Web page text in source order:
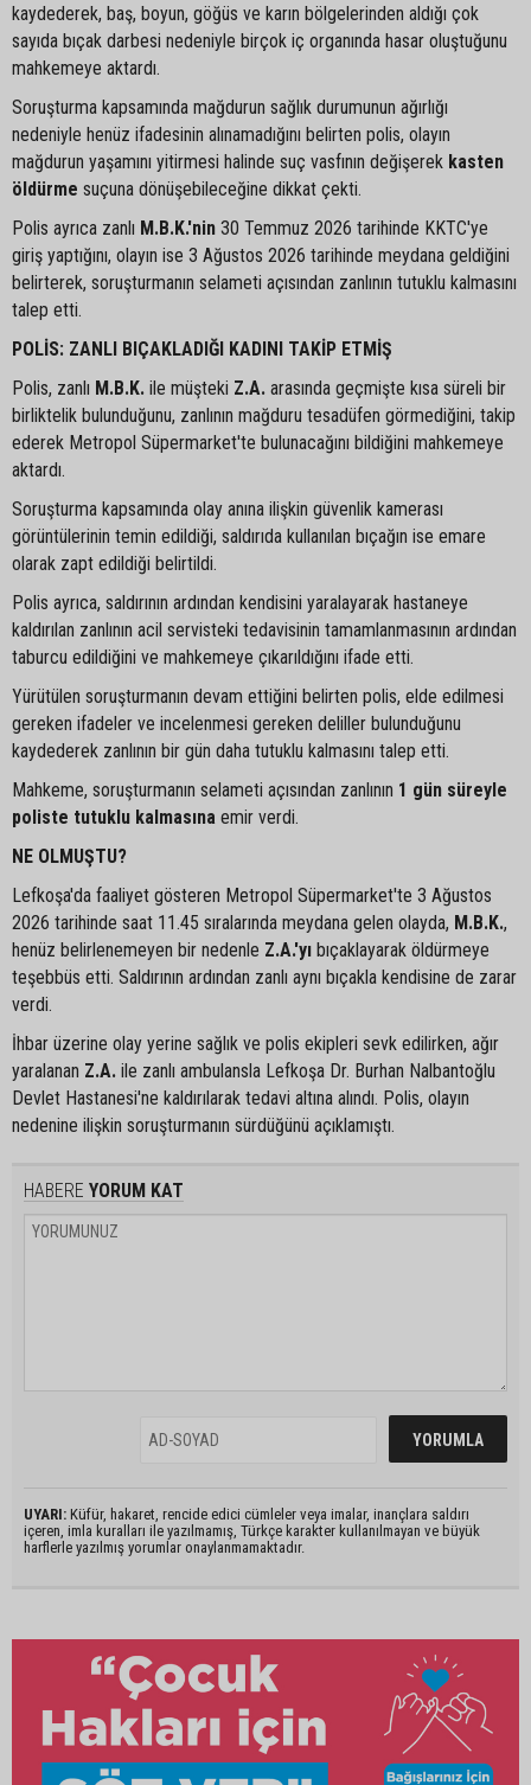
kaydederek, baş, boyun, göğüs ve karın bölgelerinden aldığı çok
sayıda bıçak darbesi nedeniyle birçok iç organında hasar oluştuğunu
mahkemeye aktardı.
Soruşturma kapsamında mağdurun sağlık durumunun ağırlığı
nedeniyle henüz ifadesinin alınamadığını belirten polis, olayın
mağdurun yaşamını yitirmesi halinde suç vasfının değişerek kasten
öldürme suçuna dönüşebileceğine dikkat çekti.
Polis ayrıca zanlı M.B.K.'nin 30 Temmuz 2026 tarihinde KKTC'ye
giriş yaptığını, olayın ise 3 Ağustos 2026 tarihinde meydana geldiğini
belirterek, soruşturmanın selameti açısından zanlının tutuklu kalmasını
talep etti.
POLİS: ZANLI BIÇAKLADIĞI KADINI TAKİP ETMİŞ
Polis, zanlı M.B.K. ile müşteki Z.A. arasında geçmişte kısa süreli bir
birliktelik bulunduğunu, zanlının mağduru tesadüfen görmediğini, takip
ederek Metropol Süpermarket'te bulunacağını bildiğini mahkemeye
aktardı.
Soruşturma kapsamında olay anına ilişkin güvenlik kamerası
görüntülerinin temin edildiği, saldırıda kullanılan bıçağın ise emare
olarak zapt edildiği belirtildi.
Polis ayrıca, saldırının ardından kendisini yaralayarak hastaneye
kaldırılan zanlının acil servisteki tedavisinin tamamlanmasının ardından
taburcu edildiğini ve mahkemeye çıkarıldığını ifade etti.
Yürütülen soruşturmanın devam ettiğini belirten polis, elde edilmesi
gereken ifadeler ve incelenmesi gereken deliller bulunduğunu
kaydederek zanlının bir gün daha tutuklu kalmasını talep etti.
Mahkeme, soruşturmanın selameti açısından zanlının 1 gün süreyle
poliste tutuklu kalmasına emir verdi.
NE OLMUŞTU?
Lefkoşa'da faaliyet gösteren Metropol Süpermarket'te 3 Ağustos
2026 tarihinde saat 11.45 sıralarında meydana gelen olayda, M.B.K.,
henüz belirlenemeyen bir nedenle Z.A.'yı bıçaklayarak öldürmeye
teşebbüs etti. Saldırının ardından zanlı aynı bıçakla kendisine de zarar
verdi.
İhbar üzerine olay yerine sağlık ve polis ekipleri sevk edilirken, ağır
yaralanan Z.A. ile zanlı ambulansla Lefkoşa Dr. Burhan Nalbantoğlu
Devlet Hastanesi'ne kaldırılarak tedavi altına alındı. Polis, olayın
nedenine ilişkin soruşturmanın sürdüğünü açıklamıştı.
HABERE YORUM KAT
UYARI: Küfür, hakaret, rencide edici cümleler veya imalar, inançlara saldırı
içeren, imla kuralları ile yazılmamış, Türkçe karakter kullanılmayan ve büyük
harflerle yazılmış yorumlar onaylanmamaktadır.